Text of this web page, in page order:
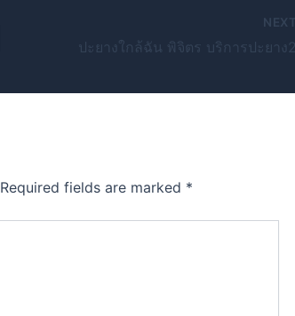
NEXT
Required fields are marked *